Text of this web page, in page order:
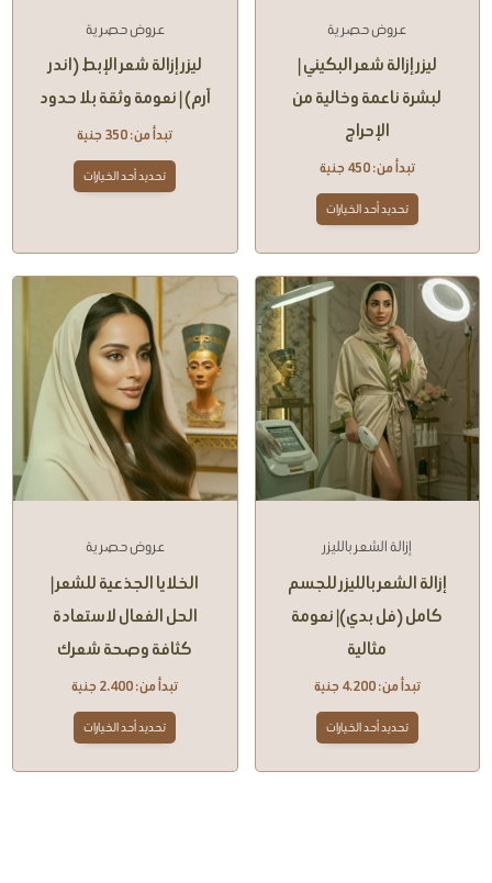
عروض حصرية
ليزر إزالة شعر البكيني |
لبشرة ناعمة وخالية من
الإحراج
تبدأ من:450 جنية
تحديد أحد الخيارات
عروض حصرية
ليزر إزالة شعر الإبط (اندر
آرم) | نعومة وثقة بلا حدود
تبدأ من:350 جنية
تحديد أحد الخيارات
إزالة الشعر بالليزر
إزالة الشعر بالليزر للجسم
كامل (فل بدي)| نعومة
مثالية
تبدأ من:4.200 جنية
تحديد أحد الخيارات
عروض حصرية
الخلايا الجذعية للشعر |
الحل الفعال لاستعادة
كثافة وصحة شعرك
تبدأ من:2.400 جنية
تحديد أحد الخيارات